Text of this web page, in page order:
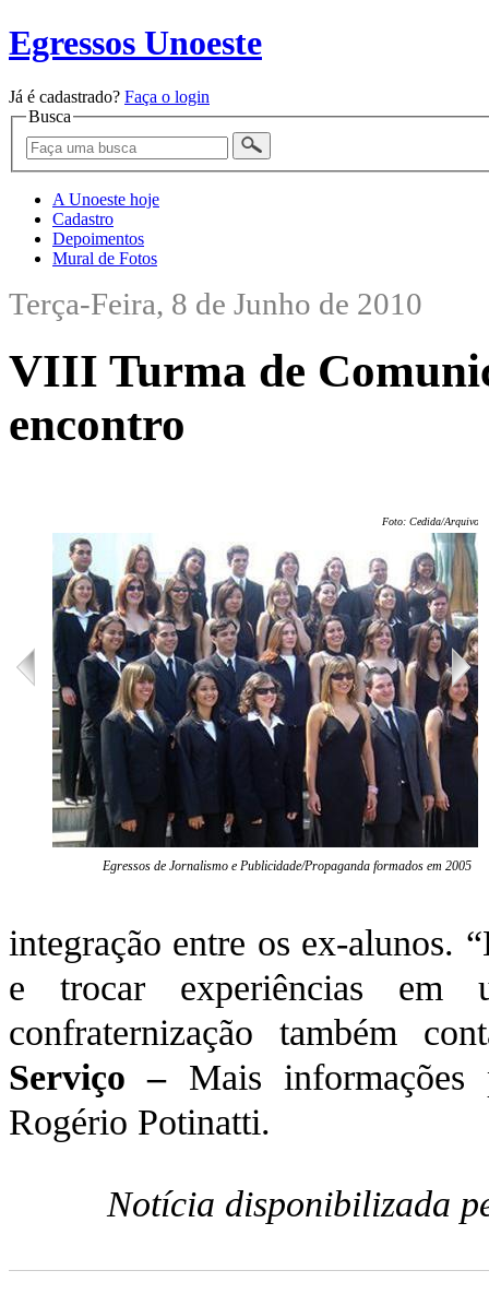
Egressos Unoeste
Já é cadastrado? Faça o login
Busca
A Unoeste hoje
Cadastro
Depoimentos
Mural de Fotos
Terça-Feira, 8 de Junho de 2010
VIII Turma de
encontro
Foto: Cedida/Arquivo
Egressos de Jornalismo e Publicidade/Propaganda formados em 2005
integração entre os ex-alunos.
e trocar experiências em
confraternização também
Serviço –Mais informações
Rogério Potinatti.
Notícia disponibilizada